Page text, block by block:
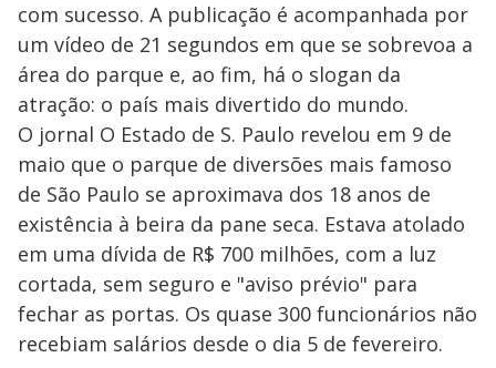
com sucesso. A publicação é acompanhada por
um vídeo de 21 segundos em que se sobrevoa a
área do parque e, ao fim, há o slogan da
atração: o país mais divertido do mundo.
O jornal O Estado de S. Paulo revelou em 9 de
maio que o parque de diversões mais famoso
de São Paulo se aproximava dos 18 anos de
existência à beira da pane seca. Estava atolado
em uma dívida de R$ 700 milhões, com a luz
cortada, sem seguro e "aviso prévio" para
fechar as portas. Os quase 300 funcionários não
recebiam salários desde o dia 5 de fevereiro.